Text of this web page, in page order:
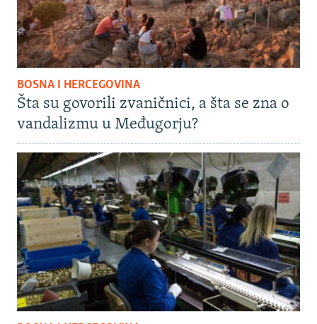
BOSNA I HERCEGOVINA
Šta su govorili zvaničnici, a šta se zna o
vandalizmu u Međugorju?